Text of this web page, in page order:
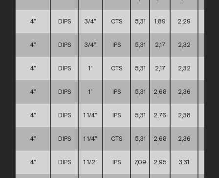
4” DIPS 3/4” CTS 5,31 1,89 2,29
4” DIPS 3/4” IPS 5,31 2,17 2,32
4” DIPS 1” CTS 5,31 2,17 2,32
4” DIPS 1” IPS 5,31 2,68 2,36
4” DIPS 1 1/4” IPS 5,31 2,76 2,38
4” DIPS 1 1/4” CTS 5,31 2,68 2,36
4” DIPS 1 1/2” IPS 7,09 2,95 3,31